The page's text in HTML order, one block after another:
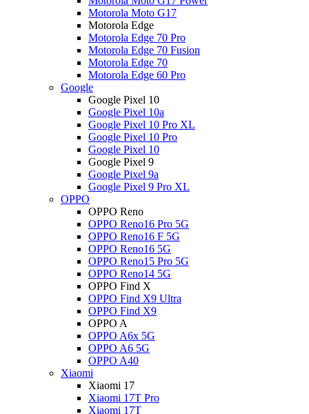
Motorola Moto G17
Motorola Edge
Motorola Edge 70 Pro
Motorola Edge 70 Fusion
Motorola Edge 70
Motorola Edge 60 Pro
Google
Google Pixel 10
Google Pixel 10a
Google Pixel 10 Pro XL
Google Pixel 10 Pro
Google Pixel 10
Google Pixel 9
Google Pixel 9a
Google Pixel 9 Pro XL
OPPO
OPPO Reno
OPPO Reno16 Pro 5G
OPPO Reno16 F 5G
OPPO Reno16 5G
OPPO Reno15 Pro 5G
OPPO Reno14 5G
OPPO Find X
OPPO Find X9 Ultra
OPPO Find X9
OPPO A
OPPO A6x 5G
OPPO A6 5G
OPPO A40
Xiaomi
Xiaomi 17
Xiaomi 17T Pro
Xiaomi 17T